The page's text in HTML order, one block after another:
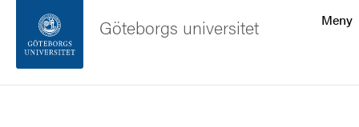
Sidfoten
Meny
Göteborgs universitet